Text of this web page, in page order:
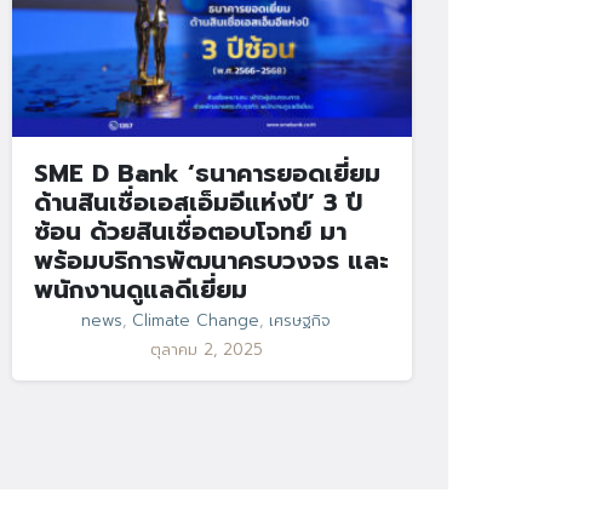
SME D Bank ‘ธนาคารยอดเยี่ยม
ด้านสินเชื่อเอสเอ็มอีแห่งปี’ 3 ปี
ซ้อน ด้วยสินเชื่อตอบโจทย์ มา
พร้อมบริการพัฒนาครบวงจร และ
พนักงานดูแลดีเยี่ยม
news, Climate Change, เศรษฐกิจ
ตุลาคม 2, 2025